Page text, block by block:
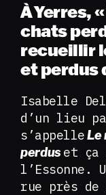
À Yerres,
chats
recueillir
et perdus
Isabelle
d’un lieu
s’appelleLe
perduset ça
l’Essonne.
rue près de